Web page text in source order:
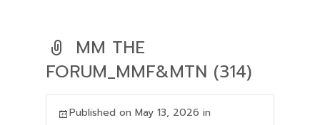
MM THE
FORUM_MMF&MTN (314)
Published on May 13, 2026 in